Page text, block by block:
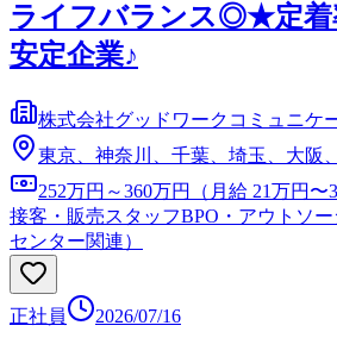
ライフバランス◎★定着
安定企業♪
株式会社グッドワークコミュニケ
東京、神奈川、千葉、埼玉、大阪
252万円～360万円（月給 21万円〜
接客・販売スタッフBPO・アウトソ
センター関連）
正社員 2026/07/16